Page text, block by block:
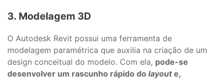
3. Modelagem 3D
O Autodesk Revit possui uma ferramenta de
modelagem paramétrica que auxilia na criação de um
design conceitual do modelo. Com ela, pode-se
desenvolver um rascunho rápido do layoute,